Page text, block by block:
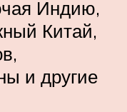
Индию,
Китай,
и другие